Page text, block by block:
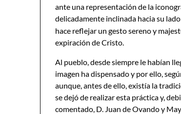
ante una representación de la
delicadamente inclinada hacia su
hace reflejar un gesto sereno y
expiración de Cristo.
Al pueblo, desde siempre le habían
imagen ha dispensado y por ello,
aunque, antes de ello, existía la
se dejó de realizar esta práctica y,
comentado, D. Juan de Ovando y